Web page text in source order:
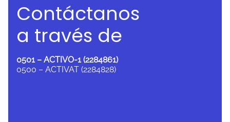
Contáctanos
a través de
0501 – ACTIVO-1 (2284861)
0500 – ACTIVAT (2284828)